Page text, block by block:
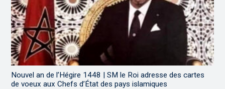
Nouvel an de l’Hégire 1448 | SM le Roi adresse des cartes
de voeux aux Chefs d’État des pays islamiques